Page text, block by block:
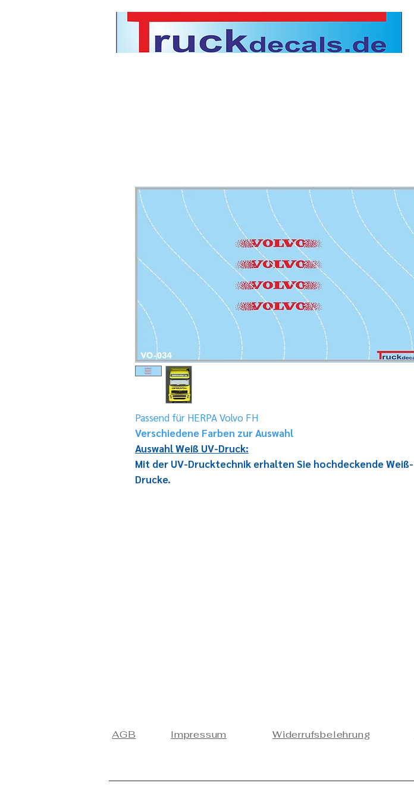
Passend für HERPA Volvo FH
Verschiedene Farben zur Auswahl
Auswahl Weiß UV-Druck:
Mit der UV-Drucktechnik erhalten Sie hochdeckende Weiß-
Drucke.
AGB Impressum Widerrufsbelehrung